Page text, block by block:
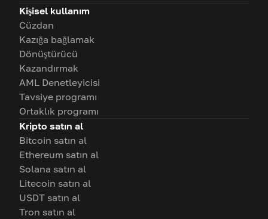
Kişisel kullanım
Cüzdan
Kazığa bağlamak
Dönüştürücü
Kazandırmak
AML Denetleyicisi
Tavsiye programı
Ortaklık programı
Kripto satın al
Bitcoin satın al
Ethereum satın al
Solana satın al
Litecoin satın al
USDT satın al
Tron satın al